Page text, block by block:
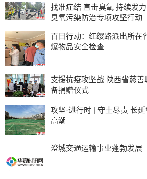
找准症结 直击臭氧 持续发
臭氧污染防治专项攻坚行动
百日行动：红缨路派出所在
爆物品安全检查
支援抗疫攻坚战 陕西省慈
备捐赠仪式
攻坚·进行时 | 守土尽责 长
高潮
澄城交通运输事业蓬勃发展